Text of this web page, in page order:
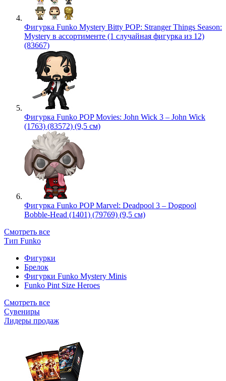
Фигурка Funko Mystery Bitty POP: Stranger Things Season:
Mystery в ассортименте (1 случайная фигурка из 12)
(83667)
Фигурка Funko POP Movies: John Wick 3 – John Wick
(1763) (83572) (9,5 см)
Фигурка Funko POP Marvel: Deadpool 3 – Dogpool
Bobble-Head (1401) (79769) (9,5 см)
Смотреть все
Тип Funko
Фигурки
Брелок
Фигурки Funko Mystery Minis
Funko Pint Size Heroes
Смотреть все
Сувениры
Лидеры продаж